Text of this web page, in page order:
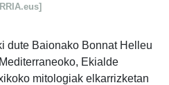
dute Baionako Bonnat Helleu
Ekialde
mitologiak elkarrizketan